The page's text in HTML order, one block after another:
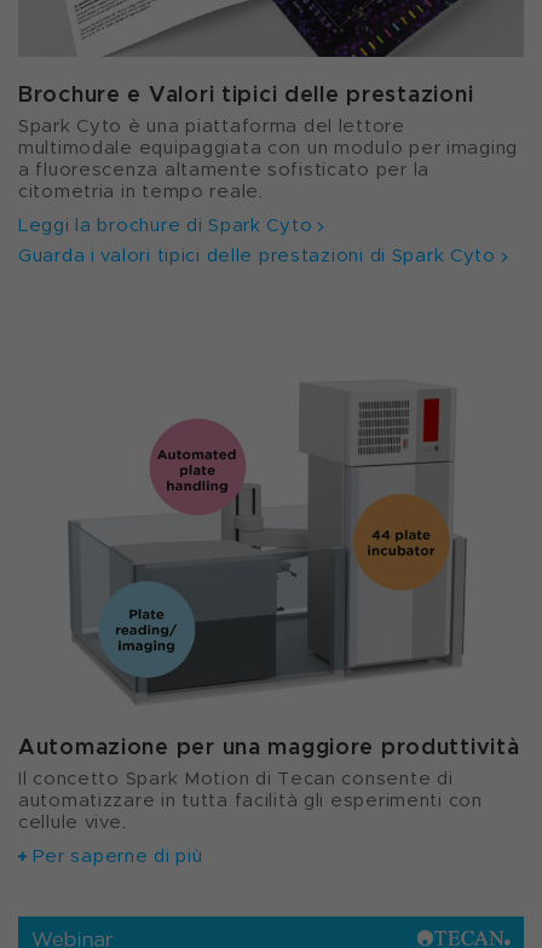
Brochure e Valori tipici delle prestazioni
Spark Cyto è una piattaforma del lettore
multimodale equipaggiata con un modulo per imaging
a fluorescenza altamente sofisticato per la
citometria in tempo reale.
Leggi la brochure di Spark Cyto
Guarda i valori tipici delle prestazioni di Spark Cyto
Automazione per una maggiore produttività
Il concetto Spark Motion di Tecan consente di
automatizzare in tutta facilità gli esperimenti con
cellule vive.
Per saperne di più